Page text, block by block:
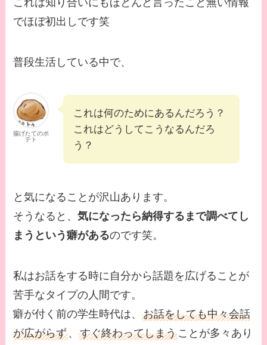
でほぼ初出しです笑
普段生活している中で、
揚げたてのポ
テト
これは何のためにあるんだろう？
これはどうしてこうなるんだろ
う？
と気になることが沢山あります。
そうなると、気になったら納得するまで調べてし
まうという癖があるのです笑。
私はお話をする時に自分から話題を広げることが
苦手なタイプの人間です。
癖が付く前の学生時代は、お話をしても中々会話
が広がらず、すぐ終わってしまうことが多々あり